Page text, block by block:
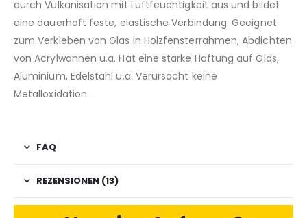
durch Vulkanisation mit Luftfeuchtigkeit aus und bildet
eine dauerhaft feste, elastische Verbindung. Geeignet
zum Verkleben von Glas in Holzfensterrahmen, Abdichten
von Acrylwannen u.a. Hat eine starke Haftung auf Glas,
Aluminium, Edelstahl u.a. Verursacht keine
Metalloxidation.
FAQ
REZENSIONEN (13)